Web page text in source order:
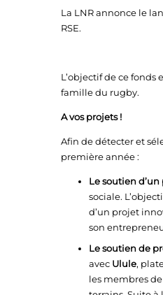
La LNR annonce le
RSE.
L’objectif de ce
famille du rugby.
A vos projets !
Afin de détecter et
première année :
Le soutien
sociale.
d’un projet
son
Le soutien de
avec Ulule,
les membres